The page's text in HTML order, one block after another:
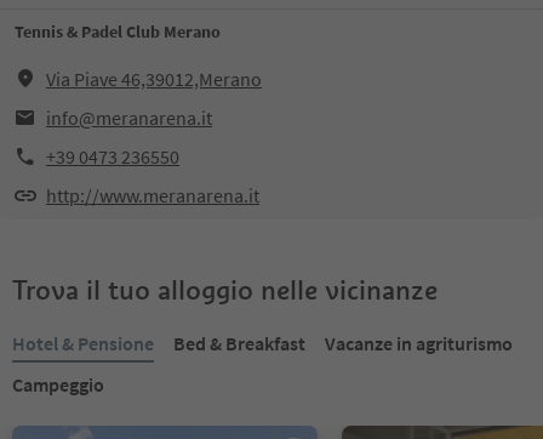
Tennis & Padel Club Merano
Via Piave 46,39012,Merano
info@meranarena.it
+39 0473 236550
http://www.meranarena.it
Trova il tuo alloggio nelle vicinanze
Hotel & Pensione Bed & Breakfast
Vacanze in agriturismo
Campeggio